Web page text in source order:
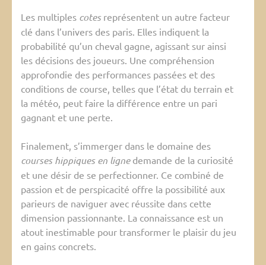
Les multiples cotesreprésentent un autre facteur
clé dans l’univers des paris. Elles indiquent la
probabilité qu’un cheval gagne, agissant sur ainsi
les décisions des joueurs. Une compréhension
approfondie des performances passées et des
conditions de course, telles que l’état du terrain et
la météo, peut faire la différence entre un pari
gagnant et une perte.
Finalement, s’immerger dans le domaine des
courses hippiques en lignedemande de la curiosité
et une désir de se perfectionner. Ce combiné de
passion et de perspicacité offre la possibilité aux
parieurs de naviguer avec réussite dans cette
dimension passionnante. La connaissance est un
atout inestimable pour transformer le plaisir du jeu
en gains concrets.